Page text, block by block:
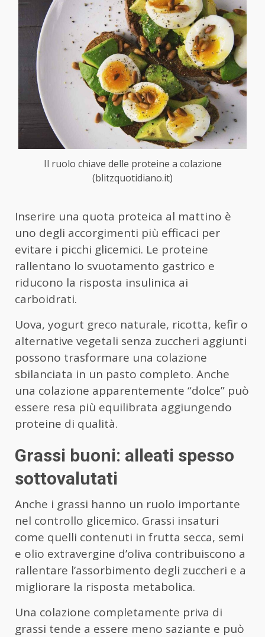
Il ruolo chiave delle proteine a colazione
(blitzquotidiano.it)
Inserire una quota proteica al mattino è
uno degli accorgimenti più efficaci per
evitare i picchi glicemici. Le proteine
rallentano lo svuotamento gastrico e
riducono la risposta insulinica ai
carboidrati.
Uova, yogurt greco naturale, ricotta, kefir o
alternative vegetali senza zuccheri aggiunti
possono trasformare una colazione
sbilanciata in un pasto completo. Anche
una colazione apparentemente “dolce” può
essere resa più equilibrata aggiungendo
proteine di qualità.
Grassi buoni: alleati spesso
sottovalutati
Anche i grassi hanno un ruolo importante
nel controllo glicemico. Grassi insaturi
come quelli contenuti in frutta secca, semi
e olio extravergine d’oliva contribuiscono a
rallentare l’assorbimento degli zuccheri e a
migliorare la risposta metabolica.
Una colazione completamente priva di
grassi tende a essere meno saziante e può